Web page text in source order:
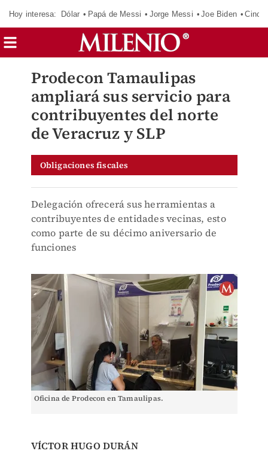
Hoy interesa: Dólar Papá de Messi Jorge Messi Joe Biden
Prodecon Tamaulipas
ampliará sus servicio para
contribuyentes del norte
de Veracruz y SLP
Obligaciones fiscales
Delegación ofrecerá sus herramientas a
contribuyentes de entidades vecinas, esto
como parte de su décimo aniversario de
funciones
Oficina de Prodecon en Tamaulipas.
VÍCTOR HUGO DURÁN